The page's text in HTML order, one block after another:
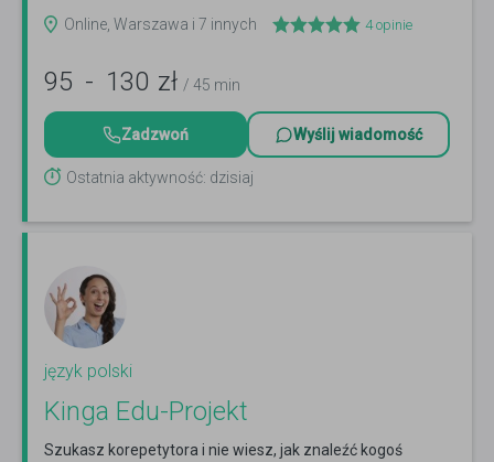
Online, Warszawa i 7 innych 4opinie
95 - 130 zł / 45 min
Zadzwoń Wyślij wiadomość
Ostatnia aktywność: dzisiaj
język polski
Kinga Edu-Projekt
Szukasz korepetytora i nie wiesz, jak znaleźć kogoś